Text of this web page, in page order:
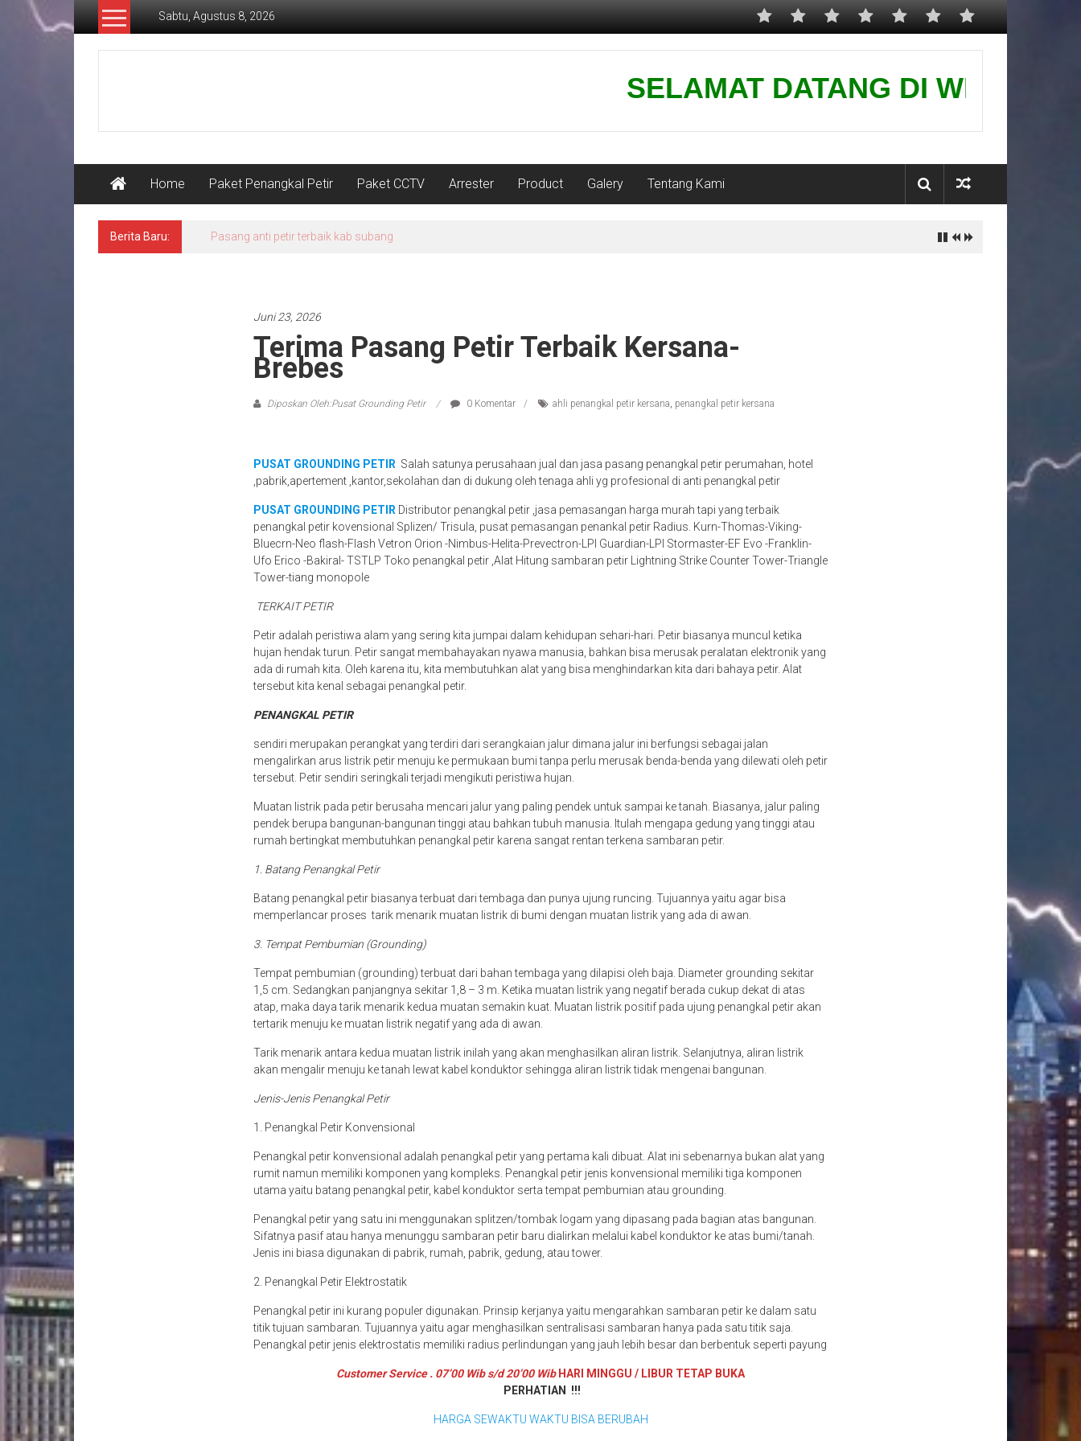
Lompat
ke
Sabtu, Agustus 8, 2026
Petir
SELAMAT DATANG DI
Home Paket Penangkal Petir Paket CCTV Arrester Product Galery Tentang Kami
Berita Baru: Pasang anti petir terbaik kab subang
Juni 23, 2026
Terima Pasang Petir Terbaik Kersana-
Brebes
Diposkan Oleh:Pusat Grounding Petir 0 Komentar ahli penangkal petir kersana, penangkal petir kersana
PUSAT GROUNDING PETIR Salah satunya perusahaan jual dan jasa pasang penangkal petir perumahan, hotel
,pabrik,apertement ,kantor,sekolahan dan di dukung oleh tenaga ahli yg profesional di anti penangkal petir
PUSAT GROUNDING PETIR Distributor penangkal petir ,jasa pemasangan harga murah tapi yang terbaik
penangkal petir kovensional Splizen/ Trisula, pusat pemasangan penankal petir Radius. Kurn-Thomas-Viking-
Bluecrn-Neo flash-Flash Vetron Orion -Nimbus-Helita-Prevectron-LPI Guardian-LPI Stormaster-EF Evo -Franklin-
Ufo Erico -Bakiral- TSTLP Toko penangkal petir ,Alat Hitung sambaran petir Lightning Strike Counter Tower-Triangle
Tower-tiang monopole
TERKAIT PETIR
Petir adalah peristiwa alam yang sering kita jumpai dalam kehidupan sehari-hari. Petir biasanya muncul ketika
hujan hendak turun. Petir sangat membahayakan nyawa manusia, bahkan bisa merusak peralatan elektronik yang
ada di rumah kita. Oleh karena itu, kita membutuhkan alat yang bisa menghindarkan kita dari bahaya petir. Alat
tersebut kita kenal sebagai penangkal petir.
PENANGKAL PETIR
sendiri merupakan perangkat yang terdiri dari serangkaian jalur dimana jalur ini berfungsi sebagai jalan
mengalirkan arus listrik petir menuju ke permukaan bumi tanpa perlu merusak benda-benda yang dilewati oleh petir
tersebut. Petir sendiri seringkali terjadi mengikuti peristiwa hujan.
Muatan listrik pada petir berusaha mencari jalur yang paling pendek untuk sampai ke tanah. Biasanya, jalur paling
pendek berupa bangunan-bangunan tinggi atau bahkan tubuh manusia. Itulah mengapa gedung yang tinggi atau
rumah bertingkat membutuhkan penangkal petir karena sangat rentan terkena sambaran petir.
1. Batang Penangkal Petir
Batang penangkal petir biasanya terbuat dari tembaga dan punya ujung runcing. Tujuannya yaitu agar bisa
memperlancar proses tarik menarik muatan listrik di bumi dengan muatan listrik yang ada di awan.
3. Tempat Pembumian (Grounding)
Tempat pembumian (grounding) terbuat dari bahan tembaga yang dilapisi oleh baja. Diameter grounding sekitar
1,5 cm. Sedangkan panjangnya sekitar 1,8 – 3 m. Ketika muatan listrik yang negatif berada cukup dekat di atas
atap, maka daya tarik menarik kedua muatan semakin kuat. Muatan listrik positif pada ujung penangkal petir akan
tertarik menuju ke muatan listrik negatif yang ada di awan.
Tarik menarik antara kedua muatan listrik inilah yang akan menghasilkan aliran listrik. Selanjutnya, aliran listrik
akan mengalir menuju ke tanah lewat kabel konduktor sehingga aliran listrik tidak mengenai bangunan.
Jenis-Jenis Penangkal Petir
1. Penangkal Petir Konvensional
Penangkal petir konvensional adalah penangkal petir yang pertama kali dibuat. Alat ini sebenarnya bukan alat yang
rumit namun memiliki komponen yang kompleks. Penangkal petir jenis konvensional memiliki tiga komponen
utama yaitu batang penangkal petir, kabel konduktor serta tempat pembumian atau grounding.
Penangkal petir yang satu ini menggunakan splitzen/tombak logam yang dipasang pada bagian atas bangunan.
Sifatnya pasif atau hanya menunggu sambaran petir baru dialirkan melalui kabel konduktor ke atas bumi/tanah.
Jenis ini biasa digunakan di pabrik, rumah, pabrik, gedung, atau tower.
2. Penangkal Petir Elektrostatik
Penangkal petir ini kurang populer digunakan. Prinsip kerjanya yaitu mengarahkan sambaran petir ke dalam satu
titik tujuan sambaran. Tujuannya yaitu agar menghasilkan sentralisasi sambaran hanya pada satu titik saja.
Penangkal petir jenis elektrostatis memiliki radius perlindungan yang jauh lebih besar dan berbentuk seperti payung
Customer Service . 07’00 Wib s/d 20’00 WibHARI MINGGU / LIBUR TETAP BUKA
PERHATIAN !!!
HARGA SEWAKTU WAKTU BISA BERUBAH